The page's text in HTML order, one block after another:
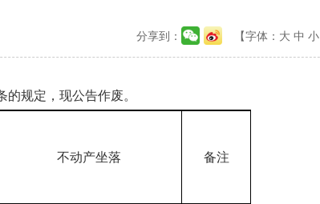
【字体： 大 中 小
分享到：
规定，现公告作废。
不动产坐落 备注